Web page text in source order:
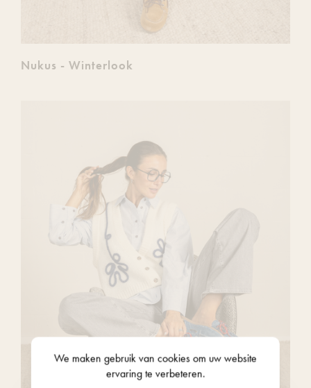
Nukus - Winterlook
We maken gebruik van cookies om uw website
ervaring te verbeteren.